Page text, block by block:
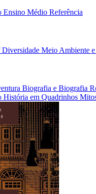
Ensino Médio Referência
Diversidade Meio Ambiente
Biografia e Biografia
História em Quadrinhos